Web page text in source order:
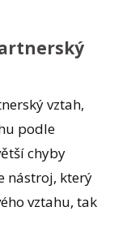
vztah,
podle
chyby
nástroj, který
vztahu, tak